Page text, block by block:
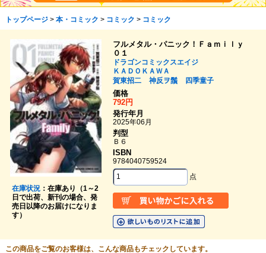
トップページ> 本・コミック > コミック > コミック
在庫状況：在庫あり（1～2
日で出荷、新刊の場合、発
売日以降のお届けになりま
す）
フルメタル・パニック！Ｆａｍｉｌｙ
０１
ドラゴンコミックスエイジ
ＫＡＤＯＫＡＷＡ
賀東招二
神反ヲ鬚
四季童子
価格
792円
発行年月
2025年06月
判型
Ｂ６
ISBN
9784040759524
点
この商品をご覧のお客様は、こんな商品もチェックしています。